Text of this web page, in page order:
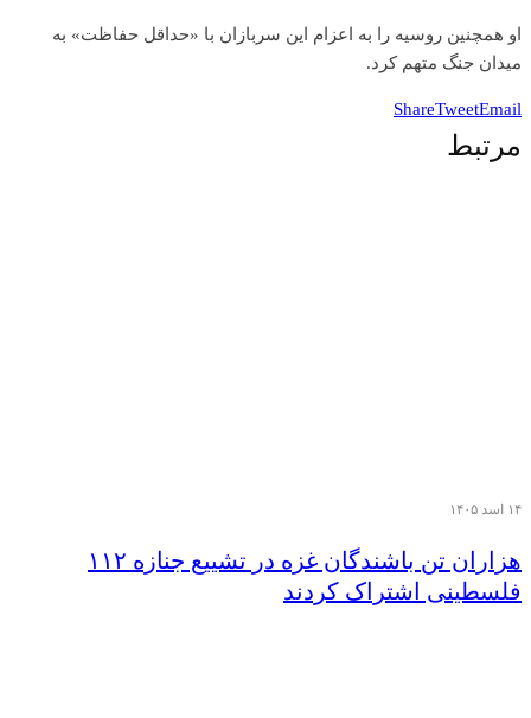
او همچنین روسیه را به اعزام این سربازان با «حداقل حفاظت» به
میدان جنگ متهم کرد.
ShareTweetEmail
مرتبط
۱۴ اسد ۱۴۰۵
هزاران تن‌ باشندگان غزه در تشییع جنازه ۱۱۲
فلسطینی اشتراک کردند